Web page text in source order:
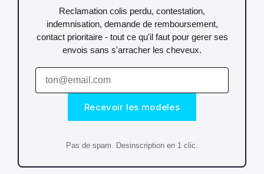
Reclamation colis perdu, contestation,
indemnisation, demande de remboursement,
contact prioritaire - tout ce qu'il faut pour gerer ses
envois sans s'arracher les cheveux.
Recevoir les modeles
Pas de spam. Desinscription en 1 clic.